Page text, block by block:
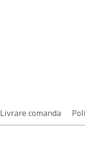
Livrare comanda